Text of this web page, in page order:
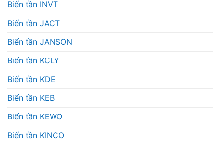
Biến tần INVT
Biến tần JACT
Biến tần JANSON
Biến tần KCLY
Biến tần KDE
Biến tần KEB
Biến tần KEWO
Biến tần KINCO